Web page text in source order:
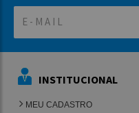
INSTITUCIONAL
MEU CADASTRO